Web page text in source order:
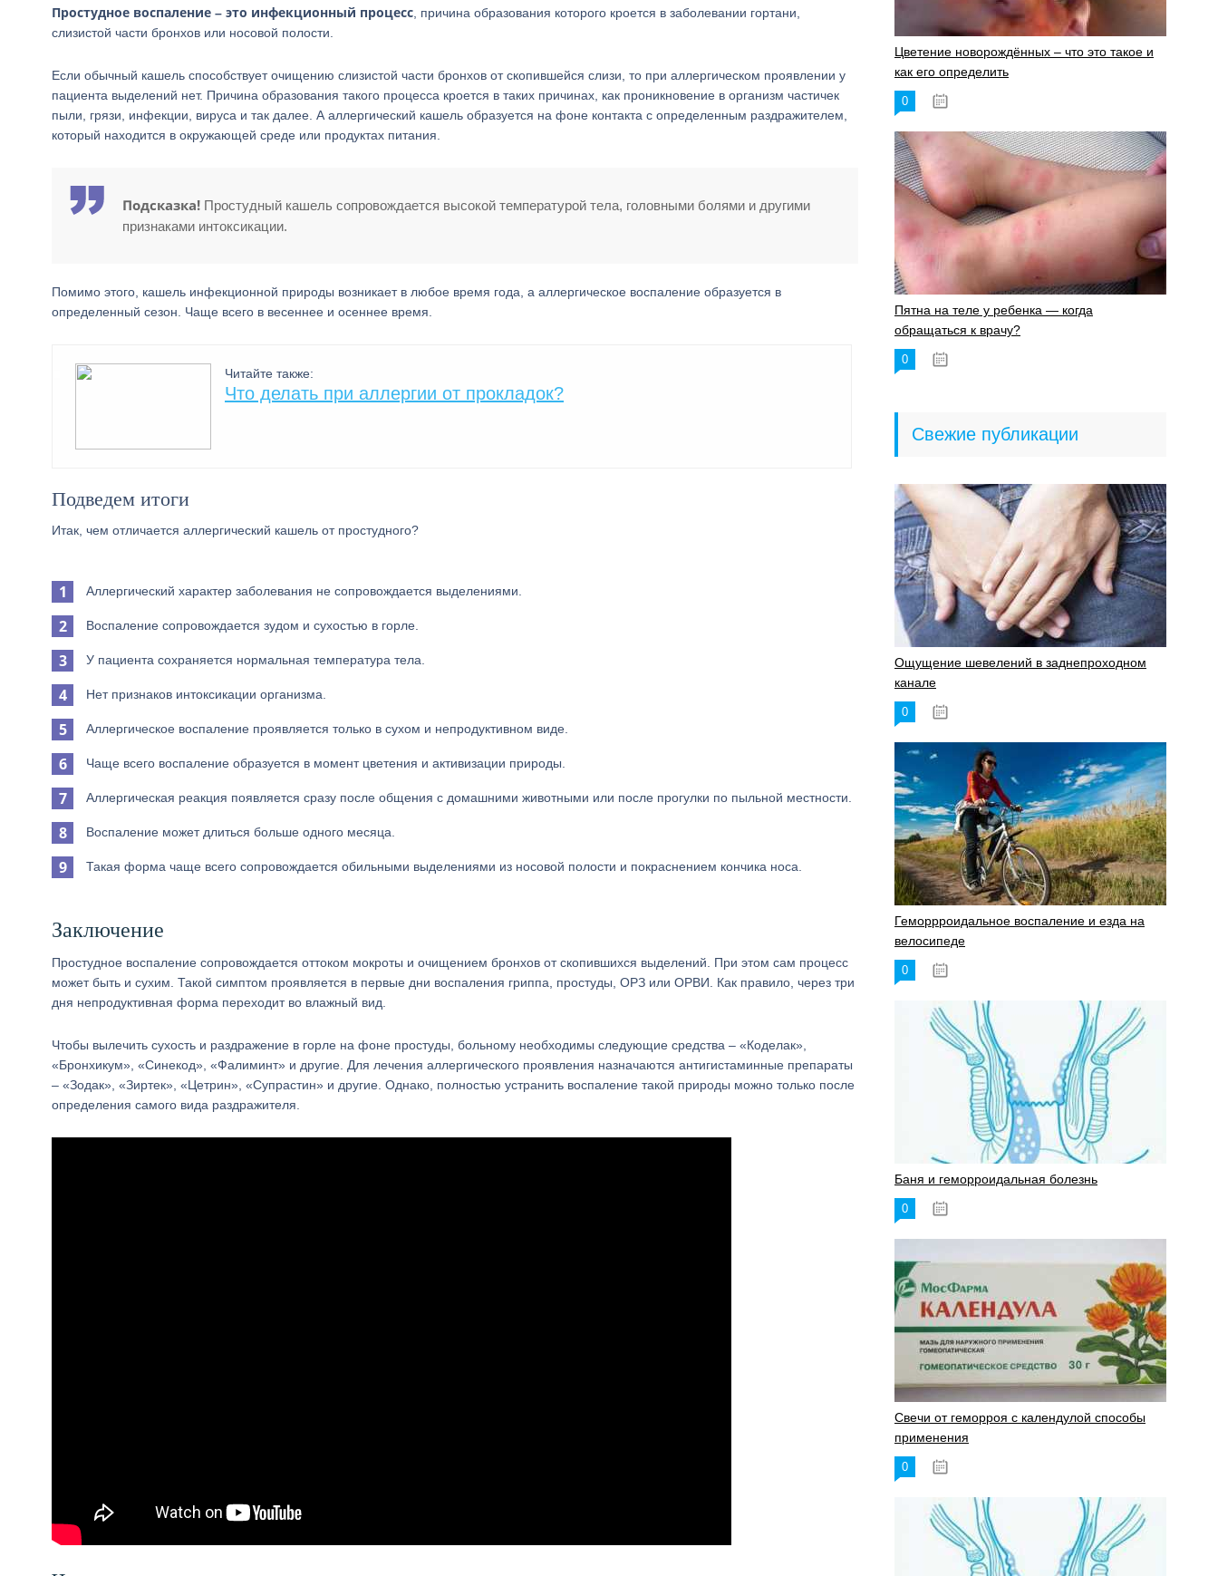
Простудное воспаление – это инфекционный процесс , причина образования которого кроется в заболевании гортани,
слизистой части бронхов или носовой полости.
Если обычный кашель способствует очищению слизистой части бронхов от скопившейся слизи, то при аллергическом проявлении у
пациента выделений нет. Причина образования такого процесса кроется в таких причинах, как проникновение в организм частичек
пыли, грязи, инфекции, вируса и так далее. А аллергический кашель образуется на фоне контакта с определенным раздражителем,
который находится в окружающей среде или продуктах питания.
Подсказка! Простудный кашель сопровождается высокой температурой тела, головными болями и другими
признаками интоксикации.
Помимо этого, кашель инфекционной природы возникает в любое время года, а аллергическое воспаление образуется в
определенный сезон. Чаще всего в весеннее и осеннее время.
Читайте также:
Что делать при аллергии от прокладок?
Подведем итоги
Итак, чем отличается аллергический кашель от простудного?
Аллергический характер заболевания не сопровождается выделениями.
Воспаление сопровождается зудом и сухостью в горле.
У пациента сохраняется нормальная температура тела.
Нет признаков интоксикации организма.
Аллергическое воспаление проявляется только в сухом и непродуктивном виде.
Чаще всего воспаление образуется в момент цветения и активизации природы.
Аллергическая реакция появляется сразу после общения с домашними животными или после прогулки по пыльной местности.
Воспаление может длиться больше одного месяца.
Такая форма чаще всего сопровождается обильными выделениями из носовой полости и покраснением кончика носа.
Заключение
Простудное воспаление сопровождается оттоком мокроты и очищением бронхов от скопившихся выделений. При этом сам процесс
может быть и сухим. Такой симптом проявляется в первые дни воспаления гриппа, простуды, ОРЗ или ОРВИ. Как правило, через три
дня непродуктивная форма переходит во влажный вид.
Чтобы вылечить сухость и раздражение в горле на фоне простуды, больному необходимы следующие средства – «Коделак»,
«Бронхикум», «Синекод», «Фалиминт» и другие. Для лечения аллергического проявления назначаются антигистаминные препараты
– «Зодак», «Зиртек», «Цетрин», «Супрастин» и другие. Однако, полностью устранить воспаление такой природы можно только после
определения самого вида раздражителя.
Цветение новорождённых – что это такое и
как его определить
0
Пятна на теле у ребенка — когда
обращаться к врачу?
0
Свежие публикации
Ощущение шевелений в заднепроходном
канале
0
Геморрроидальное воспаление и езда на
велосипеде
0
Баня и геморроидальная болезнь
0
Свечи от геморроя с календулой способы
применения
0